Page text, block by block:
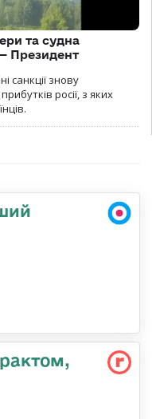
та судна
Президент
санкції знову
росії, з яких